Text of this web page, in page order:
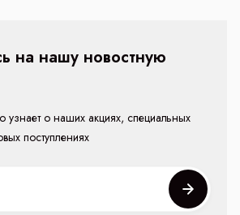
на нашу новостную
узнает о наших акциях, специальных
поступлениях